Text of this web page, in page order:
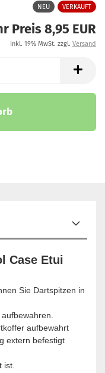
NEU VERKAUFT
Preis 8,95 EUR
inkl. 19% MwSt. zzgl. Versand
Case Etui
Sie Dartspitzen in
aufbewahrt
extern befestigt
ist.